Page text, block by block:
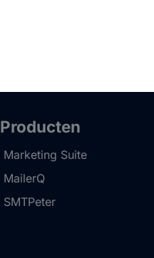
Producten
Marketing Suite
MailerQ
SMTPeter